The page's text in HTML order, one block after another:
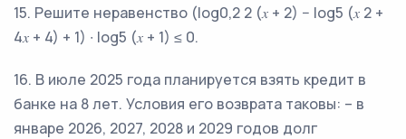
15. Решите неравенство (log0,2 2 (𝑥 + 2) − log5 (𝑥 2 +
4𝑥 + 4) + 1) ∙ log5 (𝑥 + 1) ≤ 0.
16. В июле 2025 года планируется взять кредит в
банке на 8 лет. Условия его возврата таковы: – в
январе 2026, 2027, 2028 и 2029 годов долг